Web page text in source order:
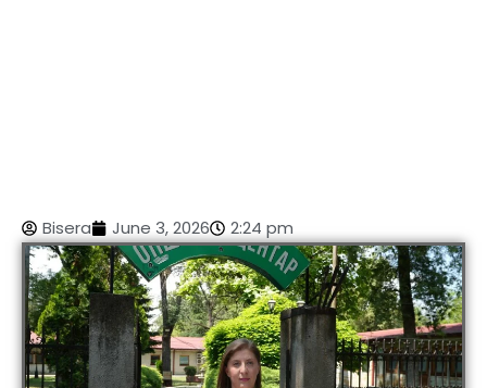
Bisera June 3, 2026 2:24 pm